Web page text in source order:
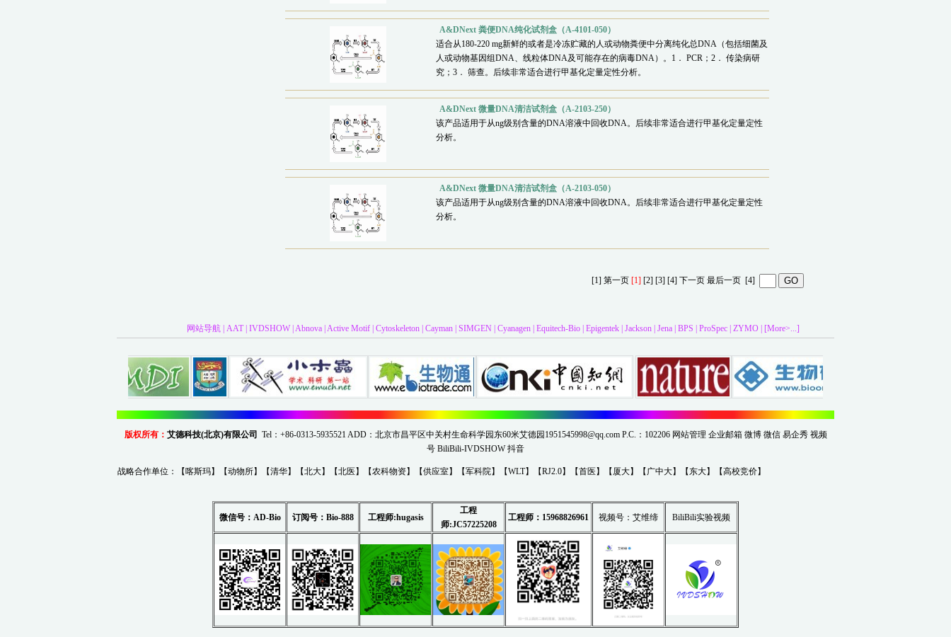
A&DNext 粪便DNA纯化试剂盒（A-4101-050）
适合从180-220 mg新鲜的或者是冷冻贮藏的人或动物粪便中分离纯化总DNA（包括细菌及
人或动物基因组DNA、线粒体DNA及可能存在的病毒DNA）。1． PCR；2． 传染病研
究；3． 筛查。后续非常适合进行甲基化定量定性分析。
A&DNext 微量DNA清洁试剂盒（A-2103-250）
该产品适用于从ng级别含量的DNA溶液中回收DNA。后续非常适合进行甲基化定量定性
分析。
A&DNext 微量DNA清洁试剂盒（A-2103-050）
该产品适用于从ng级别含量的DNA溶液中回收DNA。后续非常适合进行甲基化定量定性
分析。
[1] 第一页 [1] [2] [3] [4] 下一页 最后一页 [4]
网站导航 AAT IVDSHOW Abnova Active Motif Cytoskeleton Cayman SIMGEN Cyanagen Equitech-Bio Epigentek Jackson Jena BPS ProSpec ZYMO [More>...]
版权所有： 艾德科技(北京)有限公司 Tel：+86-0313-5935521 ADD：北京市昌平区中关村生命科学园东60米艾德园 1951545998@qq.comP.C.：102206 网站管理 企业邮箱 微博 微信 易企秀 视频
号 BiliBili-IVDSHOW 抖音
战略合作单位：【喀斯玛】【动物所】【清华】【北大】【北医 】【农科物资】【供应室】【军科院】【WLT】【RJ2.0】【首医 】【 厦大】【 广中大】【东大】【高校竞价】
微信号：AD-Bio 订阅号： Bio-888 工程师:hugasis
工程
师:JC57225208
工程师：15968826961 视频号：艾维缔 BiliBili实验视频